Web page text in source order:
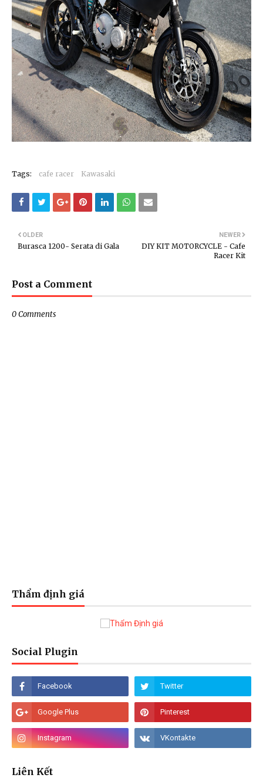
Tags: cafe racer Kawasaki
NEWER
DIY KIT MOTORCYCLE - Cafe
Racer Kit
OLDER
Burasca 1200- Serata di Gala
Post a Comment
0 Comments
Thẩm định giá
Social Plugin
Liên Kết